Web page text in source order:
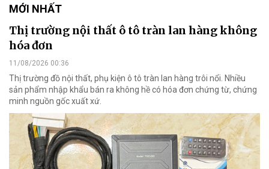
MỚI NHẤT
Thị trường nội thất ô tô tràn lan hàng không
hóa đơn
11/08/2026 00:36
Thị trường đồ nội thất, phụ kiện ô tô tràn lan hàng trôi nổi. Nhiều
sản phẩm nhập khẩu bán ra không hề có hóa đơn chứng từ, chứng
minh nguồn gốc xuất xứ.